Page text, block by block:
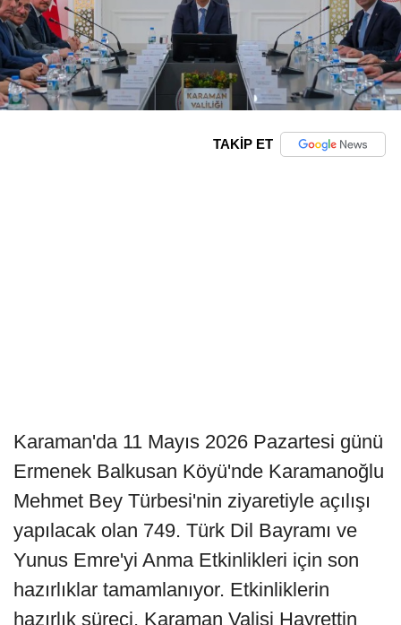
TAKİP ET
Karaman'da 11 Mayıs 2026 Pazartesi günü
Ermenek Balkusan Köyü'nde Karamanoğlu
Mehmet Bey Türbesi'nin ziyaretiyle açılışı
yapılacak olan 749. Türk Dil Bayramı ve
Yunus Emre'yi Anma Etkinlikleri için son
hazırlıklar tamamlanıyor. Etkinliklerin
hazırlık süreci, Karaman Valisi Hayrettin